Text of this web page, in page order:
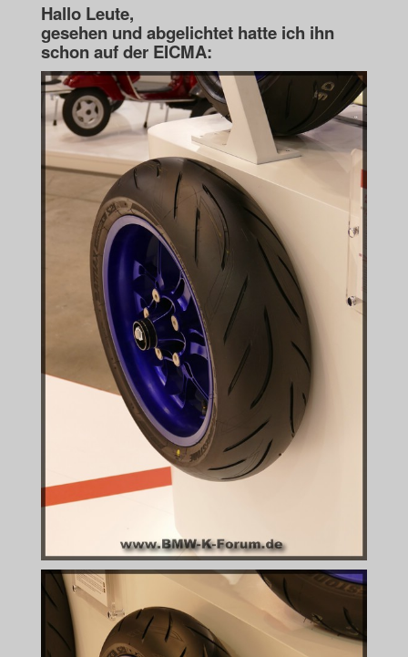
Hallo Leute,
gesehen und abgelichtet hatte ich ihn
schon auf der EICMA: